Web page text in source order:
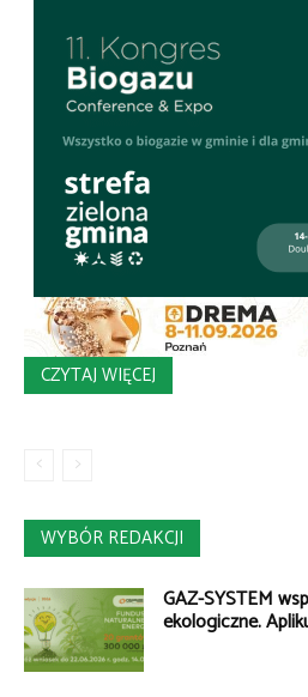
CZYTAJ WIĘCEJ
WYBÓR REDAKCJI
GAZ-SYSTEM
ekologiczne.